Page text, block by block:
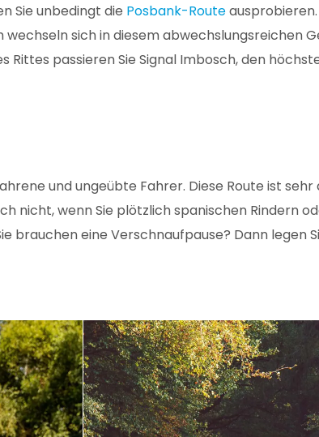
Sie unbedingt die Posbank-Route
sich in diesem abwechslungsreichen
passieren Sie Signal Imbosch, den
und ungeübte Fahrer. Diese Route ist
nicht, wenn Sie plötzlich spanischen Rindern
eine Verschnaufpause? Dann legen